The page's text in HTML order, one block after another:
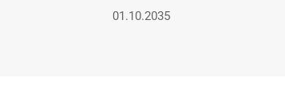
01.10.2035